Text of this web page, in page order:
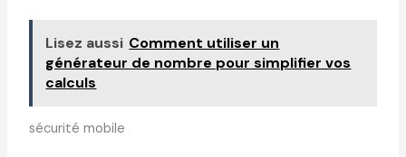
Lisez aussi Comment utiliser un
générateur de nombre pour simplifier vos
calculs
sécurité mobile